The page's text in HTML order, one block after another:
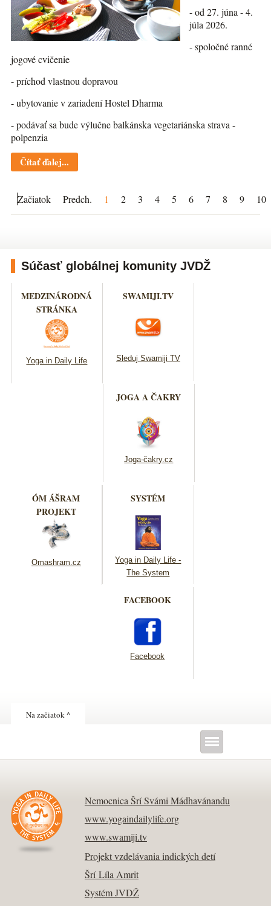
- od 27. júna - 4.
júla 2026.
- spoločné ranné
jogové cvičenie
- príchod vlastnou dopravou
- ubytovanie v zariadení Hostel Dharma
- podávať sa bude výlučne balkánska vegetariánska strava -
polpenzia
Čítať ďalej...
Začiatok Predch. 1 2 3 4 5 6 7 8 9 10
Súčasť globálnej komunity JVDŽ
MEDZINÁRODNÁ
STRÁNKA
Yoga in Daily Life
SWAMIJI.TV
Sleduj Swamiji TV
JOGA A ČAKRY
Joga-čakry.cz
ÓM ÁŠRAM
PROJEKT
Omashram.cz
SYSTÉM
Yoga in Daily Life -
The System
FACEBOOK
Facebook
Na začiatok ^
Nemocnica Šrí Svámi Mádhavánandu
www.yogaindailylife.org
www.swamiji.tv
Projekt vzdelávania indických detí
Šrí Líla Amrit
Systém JVDŽ